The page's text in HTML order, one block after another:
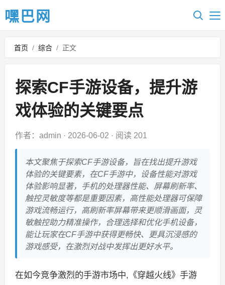
嘿巴网
首页 / 综合 / 正文
探索CF手游设备，提升游
戏体验的关键要点
作者：admin · 2026-06-02 · 阅读 201
本文聚焦于探索CF手游设备，旨在找出提升游戏
体验的关键要素，在CF手游中，设备性能对游戏
体验影响显著，手机的处理器性能、屏幕刷新率、
触控灵敏度等都是重要因素，高性能处理器可保障
游戏流畅运行，高刷新率屏幕带来更顺滑画面，灵
敏触控助力精准操作，合理选择和优化手机设备，
能让玩家在CF手游中获得更畅快、更具沉浸感的
游戏感受，在激烈对战中发挥出更好水平。
在如今竞争激烈的手游市场中,《穿越火线》手游